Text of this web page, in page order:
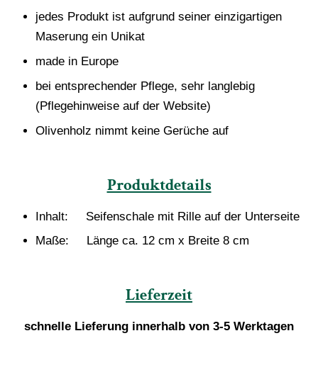
jedes Produkt ist aufgrund seiner einzigartigen
Maserung ein Unikat
made in Europe
bei entsprechender Pflege, sehr langlebig
(Pflegehinweise auf der Website)
Olivenholz nimmt keine Gerüche auf
Produktdetails
Inhalt: Seifenschale mit Rille auf der Unterseite
Maße: Länge ca. 12 cm x Breite 8 cm
Lieferzeit
schnelle Lieferung innerhalb von 3-5 Werktagen